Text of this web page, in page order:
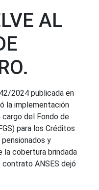
AL
2024 publicada en
la implementación
del Fondo de
para los Créditos
y
la cobertura brindada
contrato ANSES dejó